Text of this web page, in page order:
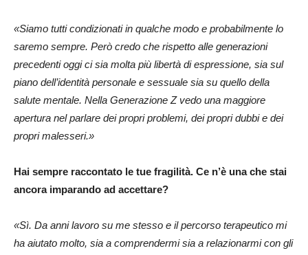
«Siamo tutti condizionati in qualche modo e probabilmente lo
saremo sempre. Però credo che rispetto alle generazioni
precedenti oggi ci sia molta più libertà di espressione, sia sul
piano dell’identità personale e sessuale sia su quello della
salute mentale. Nella Generazione Z vedo una maggiore
apertura nel parlare dei propri problemi, dei propri dubbi e dei
propri malesseri.»
Hai sempre raccontato le tue fragilità. Ce n’è una che stai
ancora imparando ad accettare?
«Sì. Da anni lavoro su me stesso e il percorso terapeutico mi
ha aiutato molto, sia a comprendermi sia a relazionarmi con gli